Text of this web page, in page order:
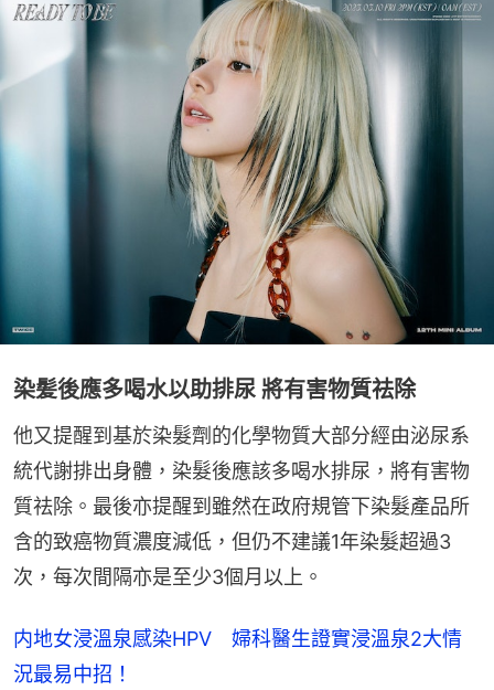
染髪後應多喝水以助排尿 將有害物質祛除
他又提醒到基於染髮劑的化學物質大部分經由泌尿系
統代謝排出身體，染髮後應該多喝水排尿，將有害物
質祛除。最後亦提醒到雖然在政府規管下染髮產品所
含的致癌物質濃度減低，但仍不建議1年染髮超過3
次，每次間隔亦是至少3個月以上。
内地女浸溫泉感染HPV 婦科醫生證實浸溫泉2大情
況最易中招！